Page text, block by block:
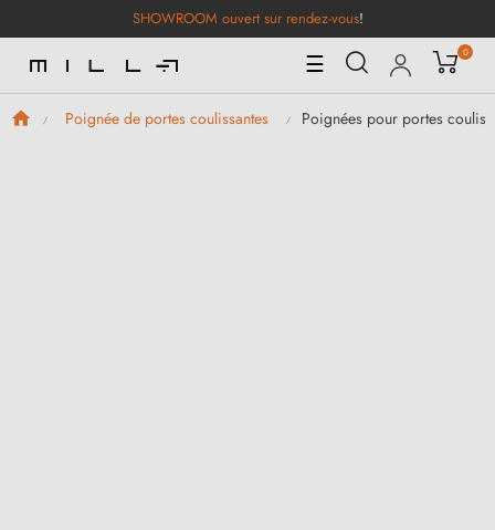
SHOWROOM ouvert sur rendez-vous!
Basculer
la
navigation
☰ 0
Poignée de portes coulissantes Poignées pour portes